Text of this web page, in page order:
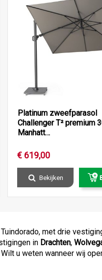
Platinum zweefparasol
Challenger T² premium
Manhatt…
€ 619,00
Bekijken
met drie
in Drachten,
u weten wanneer wij